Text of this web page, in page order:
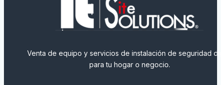
Venta de equipo y servicios de instalación de seguridad
para tu hogar o negocio.